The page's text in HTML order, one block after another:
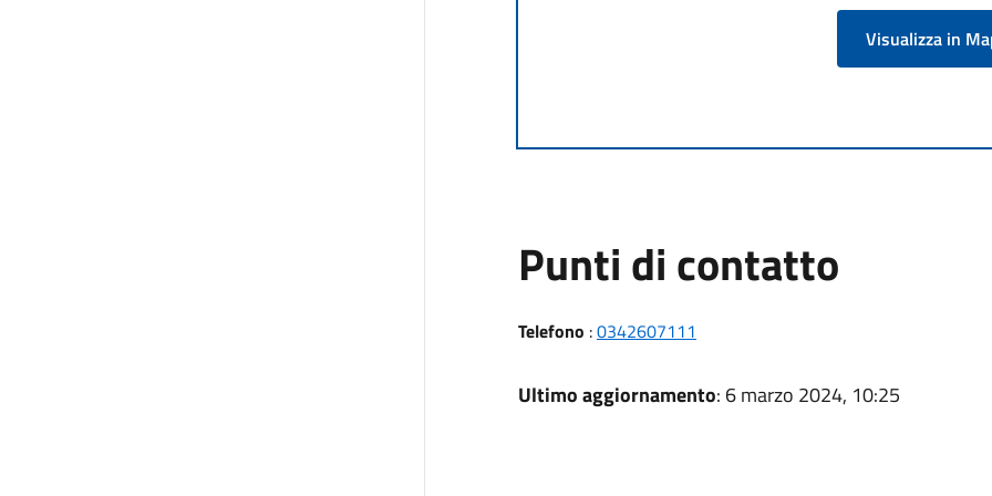
Visualizza in
Punti di contatto
Telefono :0342607111
Ultimo aggiornamento: 6 marzo 2024, 10:25